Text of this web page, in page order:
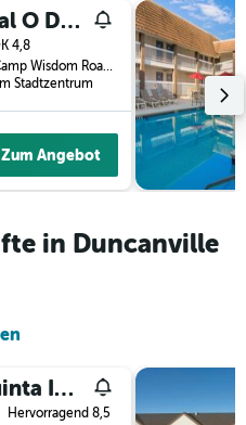
Capital O Duncanville Tx
4,8
711 East Camp Wisdom Road, Duncanville, TX, USA
Stadtzentrum
Zum Angebot
in Duncanville
La Quinta Inn & Suites by Wyndham Dallas Duncanville
Hervorragend 8,5